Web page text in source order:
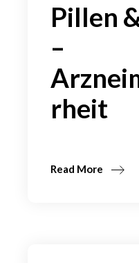
Pillen
–
rheit
Read More